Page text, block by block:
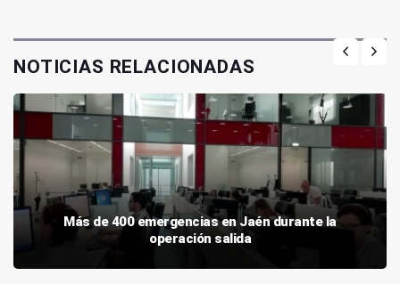
NOTICIAS RELACIONADAS
Más de 400 emergencias en Jaén durante la
operación salida